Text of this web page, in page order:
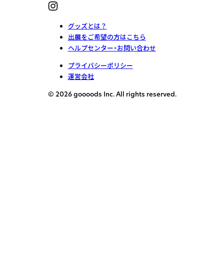
グッズとは？
出展をご希望の方はこちら
ヘルプセンター・お問い合わせ
プライバシーポリシー
運営会社
© 2026 goooods Inc. All rights reserved.